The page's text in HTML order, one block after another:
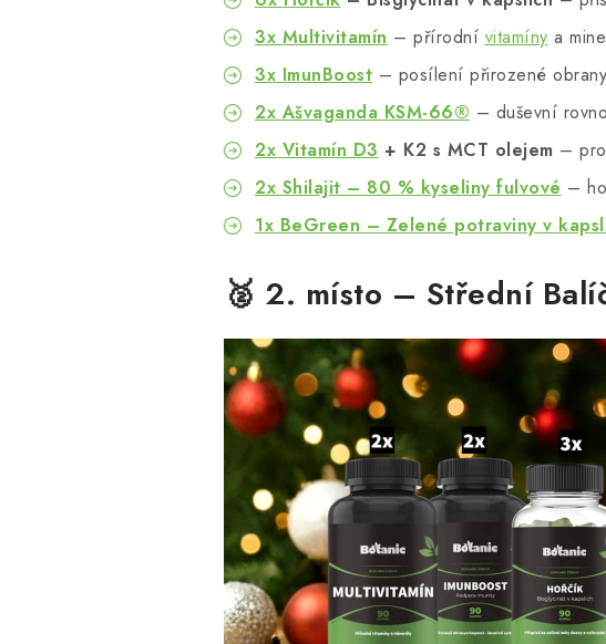
3x Multivitamín – přírodní vitamíny a
3x ImunBoost – posílení přirozené
2x Ašvaganda KSM-66® – duševní
2x Vitamín D3 + K2 s MCT olejem –
2x Shilajit – 80 % kyseliny fulvové –
1x BeGreen – Zelené potraviny v
🥈 2. místo – Střední